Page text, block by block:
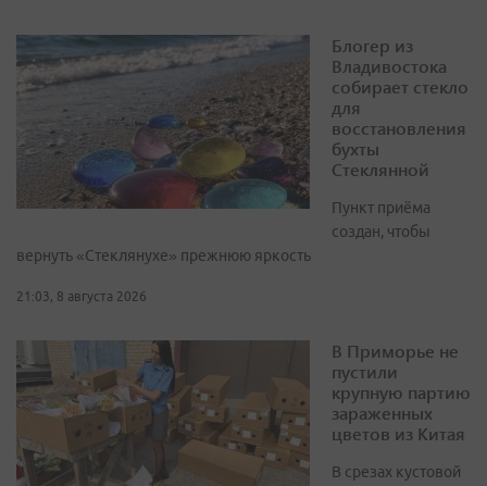
Блогер из
Владивостока
собирает стекло
для
восстановления
бухты
Стеклянной
Пункт приёма
создан, чтобы
вернуть «Стеклянухе» прежнюю яркость
21:03, 8 августа 2026
В Приморье не
пустили
крупную партию
зараженных
цветов из Китая
В срезах кустовой